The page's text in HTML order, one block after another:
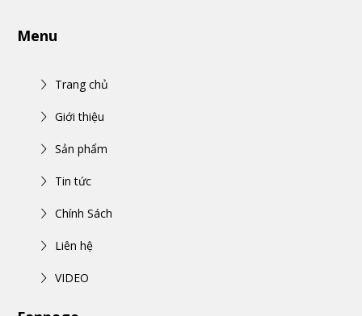
Menu
Trang chủ
Giới thiệu
Sản phẩm
Tin tức
Chính Sách
Liên hệ
VIDEO